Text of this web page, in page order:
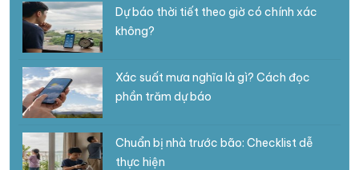
Dự báo thời tiết theo giờ có chính xác
không?
Xác suất mưa nghĩa là gì? Cách đọc
phần trăm dự báo
Chuẩn bị nhà trước bão: Checklist dễ
thực hiện